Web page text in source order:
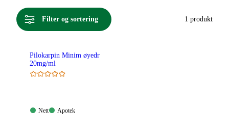
Filter og sortering 1 produkt
Pilokarpin Minim øyedr
20mg/ml
Nett:
Nett
Apotek:
Apotek